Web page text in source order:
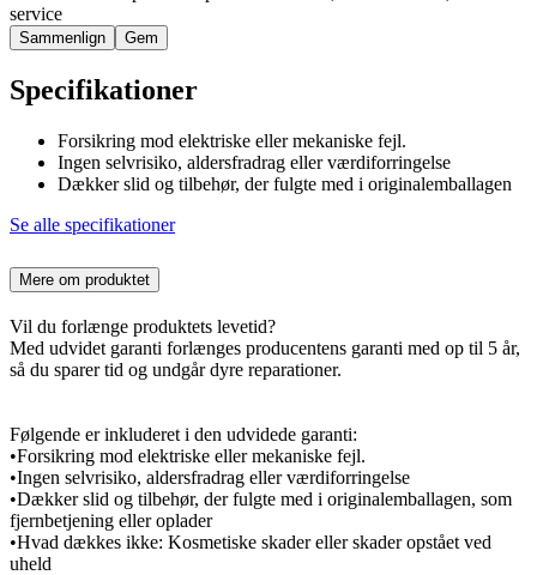
service
Sammenlign Gem
Specifikationer
Forsikring mod elektriske eller mekaniske fejl.
Ingen selvrisiko, aldersfradrag eller værdiforringelse
Dækker slid og tilbehør, der fulgte med i originalemballagen
Se alle specifikationer
Mere om produktet
Vil du forlænge produktets levetid?
Med udvidet garanti forlænges producentens garanti med op til 5 år,
så du sparer tid og undgår dyre reparationer.
Følgende er inkluderet i den udvidede garanti:
•Forsikring mod elektriske eller mekaniske fejl.
•Ingen selvrisiko, aldersfradrag eller værdiforringelse
•Dækker slid og tilbehør, der fulgte med i originalemballagen, som
fjernbetjening eller oplader
•Hvad dækkes ikke: Kosmetiske skader eller skader opstået ved
uheld